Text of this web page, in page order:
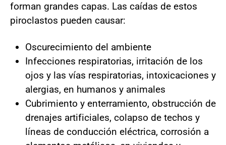
forman grandes capas. Las caídas de estos
piroclastos pueden causar:
Oscurecimiento del ambiente
Infecciones respiratorias, irritación de los
ojos y las vías respiratorias, intoxicaciones y
alergias, en humanos y animales
Cubrimiento y enterramiento, obstrucción de
drenajes artificiales, colapso de techos y
líneas de conducción eléctrica, corrosión a